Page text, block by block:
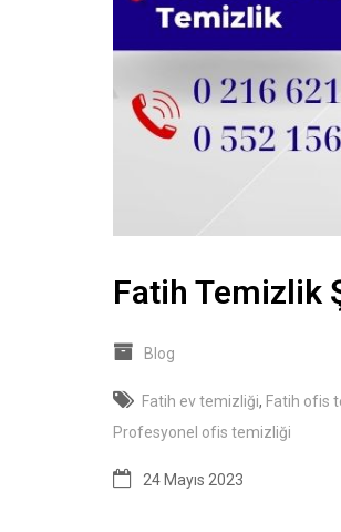
Fatih Temizlik
Blog
Fatih ev temizliği, Fatih ofis
Profesyonel ofis temizliği
24 Mayıs 2023